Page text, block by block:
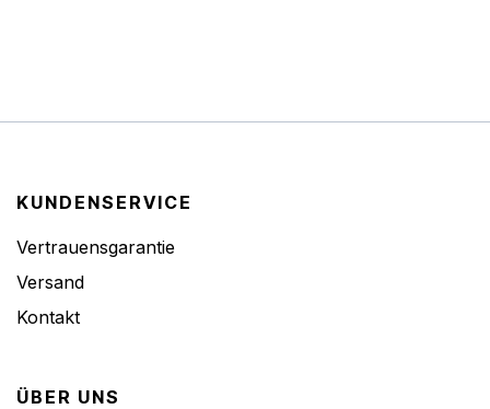
KUNDENSERVICE
Vertrauensgarantie
Versand
Kontakt
ÜBER UNS